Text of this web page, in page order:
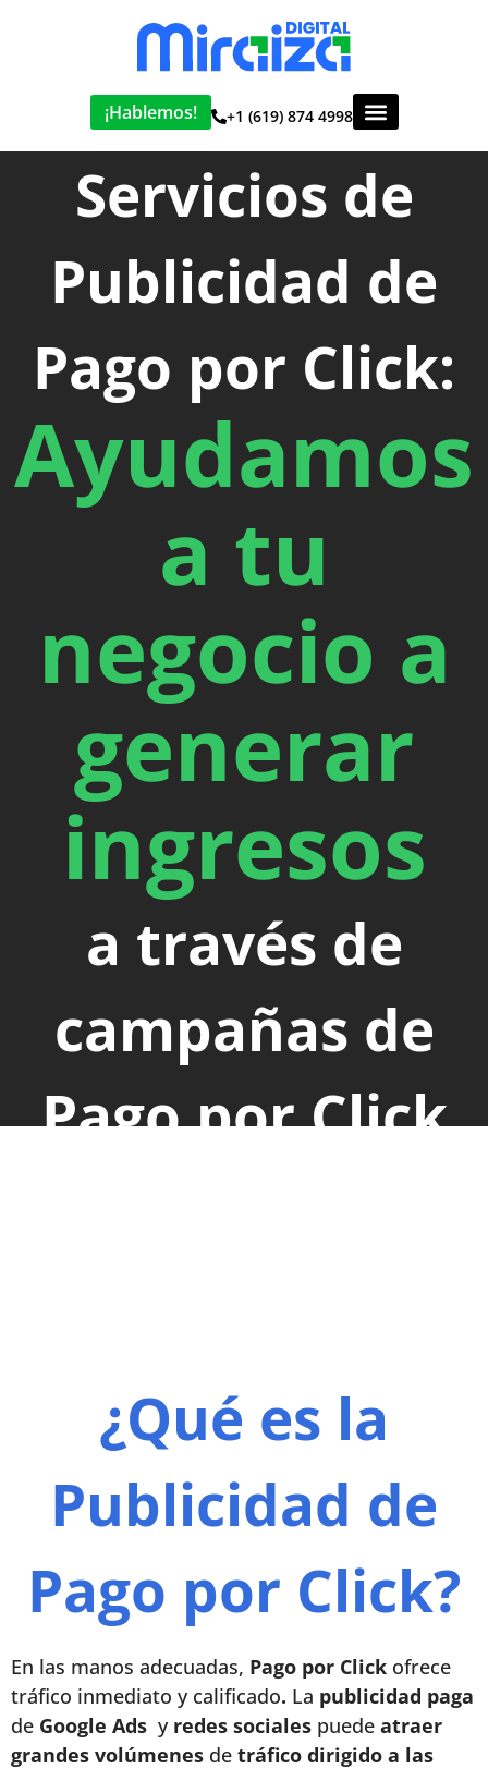
¡Hablemos! +1 (619) 874 4998
Servicios de
Publicidad de
Pago por Click:
Ayudamos
a tu
negocio a
generar
ingresos
a través de
campañas de
Pago por Click
¿Qué es la
Publicidad de
Pago por Click?
En las manos adecuadas, Pago por Click ofrece
tráfico inmediato y calificado. La publicidad paga
de Google Ads yredes sociales puede atraer
grandes volúmenes de tráfico dirigido a las